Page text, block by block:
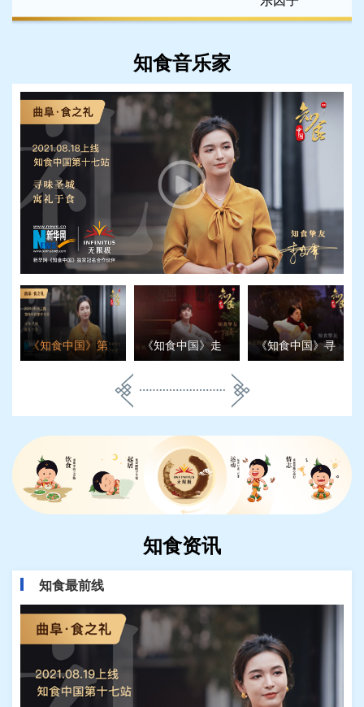
知食音乐家
《知食中国》第
《知食中国》走
节身体机能
《知食中国》寻
里的“东北式温暖”
知食资讯
知食最前线